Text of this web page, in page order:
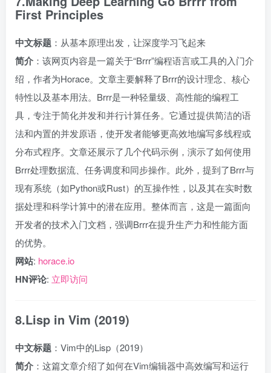
First Principles
中文标题 ：从基本原理出发，让深度学习飞起来
简介 ：该网页内容是一篇关于“Brrr”编程语言或工具的入门介
绍，作者为Horace。文章主要解释了Brrr的设计理念、核心
特性以及基本用法。Brrr是一种轻量级、高性能的编程工
具，专注于简化并发和并行计算任务。它通过提供简洁的语
法和内置的并发原语，使开发者能够更高效地编写多线程或
分布式程序。文章还展示了几个代码示例，演示了如何使用
Brrr处理数据流、任务调度和同步操作。此外，提到了Brrr与
现有系统（如Python或Rust）的互操作性，以及其在实时数
据处理和科学计算中的潜在应用。整体而言，这是一篇面向
开发者的技术入门文档，强调Brrr在提升生产力和性能方面
的优势。
网站: horace.io
HN评论: 立即访问
8.Lisp in Vim (2019)
中文标题 ：Vim中的Lisp（2019）
简介 ：这篇文章介绍了如何在Vim编辑器中高效编写和运行